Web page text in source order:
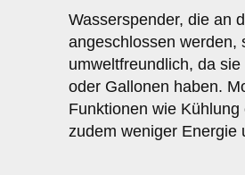
Wasserspender, die an
angeschlossen werden,
umweltfreundlich, da
oder Gallonen haben.
Funktionen wie
zudem weniger Energie